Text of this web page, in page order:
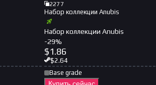
2277
Набор коллекции Anubis
Набор коллекции Anubis
-29%
$1.86
$2.64
Base grade